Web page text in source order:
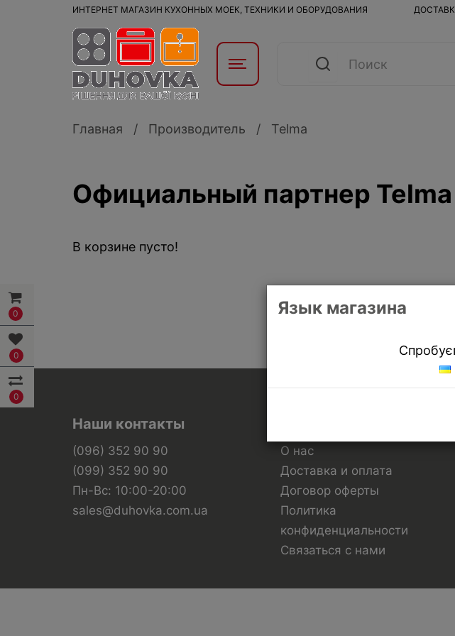
0
0
0
ИНТЕРНЕТ МАГАЗИН КУХОННЫХ МОЕК, ТЕХНИКИ И ОБОРУДОВАНИЯ
Главная Производитель Telma
Язык магазина
Официальный партнер
В корзине пусто!
Наши контакты
(096) 352 90 90
(099) 352 90 90
Пн-Вс: 10:00-20:00
sales@duhovka.com.ua
О нас
Доставка и оплата
Договор оферты
Политика
конфиденциальности
Связаться с нами